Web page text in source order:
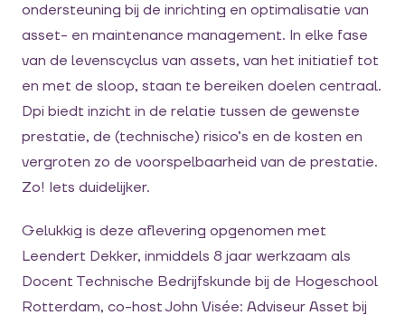
ondersteuning bij de inrichting en optimalisatie van
asset- en maintenance management. In elke fase
van de levenscyclus van assets, van het initiatief tot
en met de sloop, staan te bereiken doelen centraal.
Dpi biedt inzicht in de relatie tussen de gewenste
prestatie, de (technische) risico’s en de kosten en
vergroten zo de voorspelbaarheid van de prestatie.
Zo! Iets duidelijker.
Gelukkig is deze aflevering opgenomen met
Leendert Dekker, inmiddels 8 jaar werkzaam als
Docent Technische Bedrijfskunde bij de Hogeschool
Rotterdam, co-host John Visée: Adviseur Asset bij